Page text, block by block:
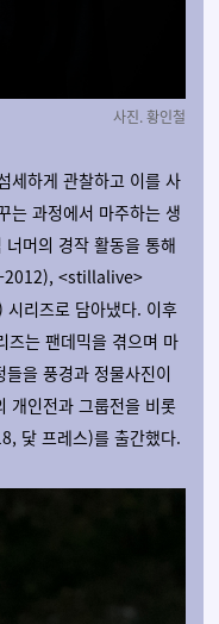
사진. 황인철
세하게 관찰하고 이를 사
는 과정에서 마주하는 생
머의 경작 활동을 통해
2012), <stillalive>
리즈로 담아냈다. 이후
는 팬데믹을 겪으며 마
을 풍경과 정물사진이
개인전과 그룹전을 비롯
닻 프레스)를 출간했다.